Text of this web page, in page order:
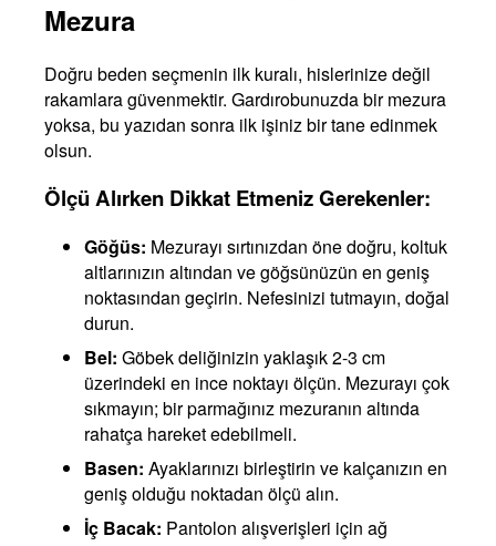
Mezura
Doğru beden seçmenin ilk kuralı, hislerinize değil
rakamlara güvenmektir. Gardırobunuzda bir mezura
yoksa, bu yazıdan sonra ilk işiniz bir tane edinmek
olsun.
Ölçü Alırken Dikkat Etmeniz Gerekenler:
Göğüs: Mezurayı sırtınızdan öne doğru, koltuk
altlarınızın altından ve göğsünüzün en geniş
noktasından geçirin. Nefesinizi tutmayın, doğal
durun.
Bel: Göbek deliğinizin yaklaşık 2-3 cm
üzerindeki en ince noktayı ölçün. Mezurayı çok
sıkmayın; bir parmağınız mezuranın altında
rahatça hareket edebilmeli.
Basen: Ayaklarınızı birleştirin ve kalçanızın en
geniş olduğu noktadan ölçü alın.
İç Bacak: Pantolon alışverişleri için ağ